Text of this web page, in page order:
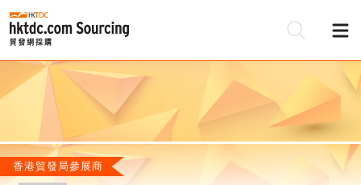
香港貿發局參展商